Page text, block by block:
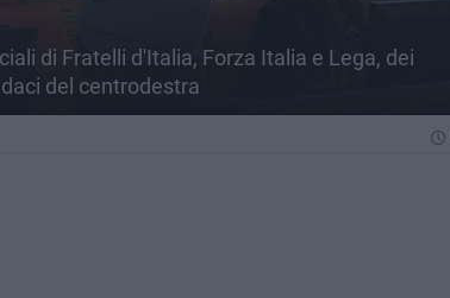
di Fratelli d'Italia, Forza Italia e Lega, dei
del centrodestra